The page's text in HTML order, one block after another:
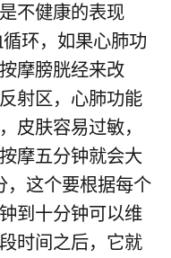
不健康的表现
环，如果心肺功
摩膀胱经来改
射区，心肺功能
皮肤容易过敏，
摩五分钟就会大
，这个要根据每个
到十分钟可以维
时间之后，它就